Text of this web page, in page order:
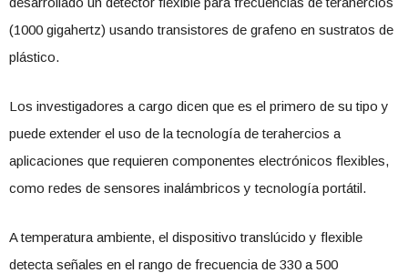
(1000 gigahertz) usando transistores de grafeno en sustratos de
plástico.
Los investigadores a cargo dicen que es el primero de su tipo y
puede extender el uso de la tecnología de terahercios a
aplicaciones que requieren componentes electrónicos flexibles,
como redes de sensores inalámbricos y tecnología portátil.
A temperatura ambiente, el dispositivo translúcido y flexible
detecta señales en el rango de frecuencia de 330 a 500